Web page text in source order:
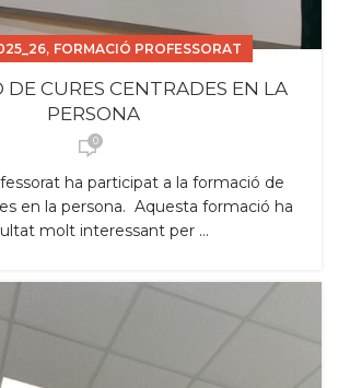
, FORMACIÓ PROFESSORAT
DE CURES CENTRADES EN LA
PERSONA
0
ha participat a la formació de
en la persona. Aquesta formació ha
molt interessant per ...